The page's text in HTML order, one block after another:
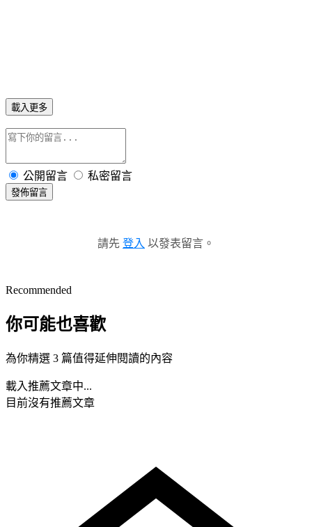
載入更多
公開留言 私密留言
發佈留言
請先 登入 以發表留言。
Recommended
你可能也喜歡
為你精選 3 篇值得延伸閱讀的內容
載入推薦文章中...
目前沒有推薦文章